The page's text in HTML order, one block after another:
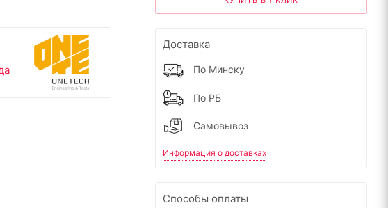
Доставка
По Минску
По РБ
Самовывоз
Информация о доставках
Способы оплаты